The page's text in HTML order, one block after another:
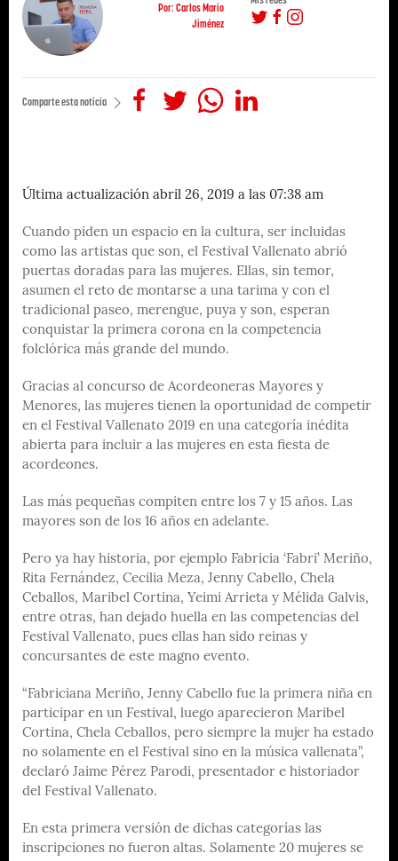
Por: Carlos Mario
Jiménez
Comparte esta noticia
Última actualización abril 26, 2019 a las 07:38 am
Cuando piden un espacio en la cultura, ser incluidas
como las artistas que son, el Festival Vallenato abrió
puertas doradas para las mujeres. Ellas, sin temor,
asumen el reto de montarse a una tarima y con el
tradicional paseo, merengue, puya y son, esperan
conquistar la primera corona en la competencia
folclórica más grande del mundo.
Gracias al concurso de Acordeoneras Mayores y
Menores, las mujeres tienen la oportunidad de competir
en el Festival Vallenato 2019 en una categoría inédita
abierta para incluir a las mujeres en esta fiesta de
acordeones.
Las más pequeñas compiten entre los 7 y 15 años. Las
mayores son de los 16 años en adelante.
Pero ya hay historia, por ejemplo Fabricia ‘Fabri’ Meriño,
Rita Fernández, Cecilia Meza, Jenny Cabello, Chela
Ceballos, Maribel Cortina, Yeimi Arrieta y Mélida Galvis,
entre otras, han dejado huella en las competencias del
Festival Vallenato, pues ellas han sido reinas y
concursantes de este magno evento.
“Fabriciana Meriño, Jenny Cabello fue la primera niña en
participar en un Festival, luego aparecieron Maribel
Cortina, Chela Ceballos, pero siempre la mujer ha estado
no solamente en el Festival sino en la música vallenata”,
declaró Jaime Pérez Parodi, presentador e historiador
del Festival Vallenato.
En esta primera versión de dichas categorías las
inscripciones no fueron altas. Solamente 20 mujeres se